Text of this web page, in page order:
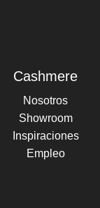
Cashmere
Nosotros
Showroom
Inspiraciones
Empleo